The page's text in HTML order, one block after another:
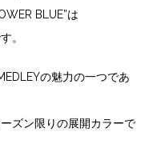
BLUE”は
。
の魅力の一つであ
ズン限りの展開カラーで